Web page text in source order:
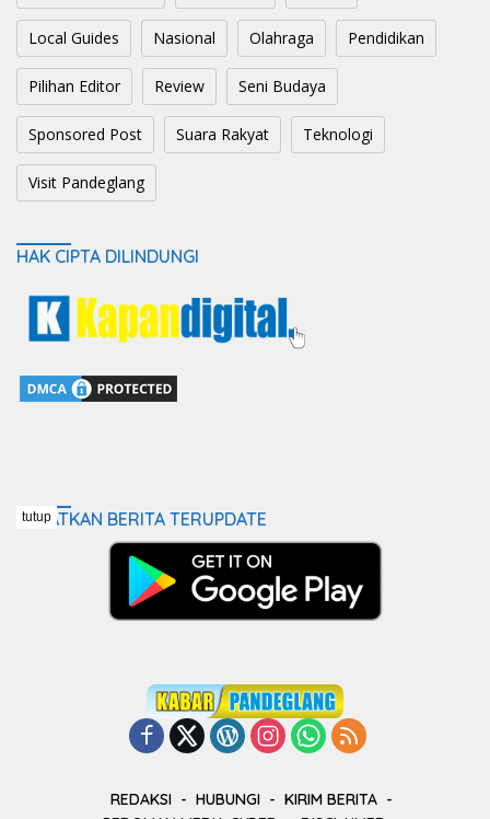
Local Guides Nasional Olahraga Pendidikan
Pilihan Editor Review Seni Budaya
Sponsored Post Suara Rakyat Teknologi
Visit Pandeglang
HAK CIPTA DILINDUNGI
DAPATKAN BERITA TERUPDATE
REDAKSI HUBUNGI
KIRIM BERITA
tutup